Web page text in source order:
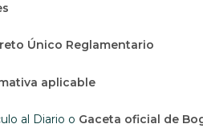
Único Reglamentario
aplicable
al Diario o Gaceta oficial de